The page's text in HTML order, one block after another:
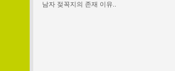
남자 젖꼭지의 존재 이유..